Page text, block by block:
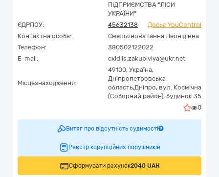
ПІДПРИЄМСТВА "ЛІСИ
УКРАЇНИ"
ЄДРПОУ:
45632138
Досьє YouControl
Контактна особа:
Ємельянова Ганна Леонідівна
Телефон:
380502122022
E-mail:
cxidlis.zakupivlya@ukr.net
Місцезнаходження:
49100, Україна,
Дніпропетровська
область,Дніпро, вул. Космічна
(Соборний район), будинок 35
0
Витяг про відсутність судимості
Реєстр корупційних порушників
Сформувати рахунок2040 UAH